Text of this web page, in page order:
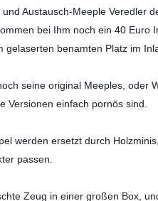
Austausch-Meeple Veredler
bei Ihm noch ein 40
gelaserten benamten Platz im
seine original Meeples, oder
Versionen einfach pornös sind.
werden ersetzt durch
passen.
Zeug in einer großen Box,